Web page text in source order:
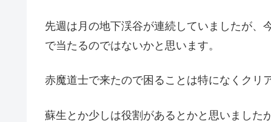
先週は月の地下渓谷が連続していましたが、
で当たるのではないかと思います。
赤魔道士で来たので困ることは特になくクリ
蘇生とか少しは役割があるとかと思いました